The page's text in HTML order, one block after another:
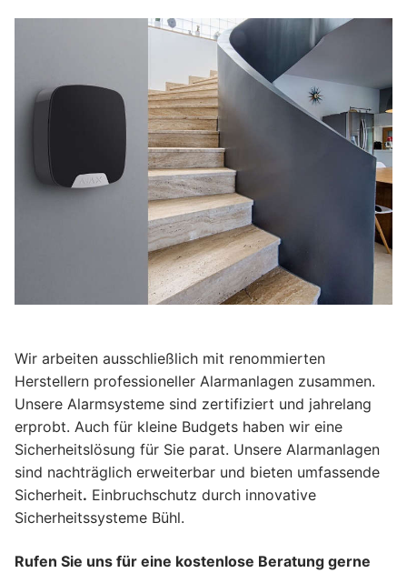
Wir arbeiten ausschließlich mit renommierten
Herstellern professioneller Alarmanlagen zusammen.
Unsere Alarmsysteme sind zertifiziert und jahrelang
erprobt. Auch für kleine Budgets haben wir eine
Sicherheitslösung für Sie parat. Unsere Alarmanlagen
sind nachträglich erweiterbar und bieten umfassende
Sicherheit. Einbruchschutz durch innovative
Sicherheitssysteme Bühl.
Rufen Sie uns für eine kostenlose Beratung gerne